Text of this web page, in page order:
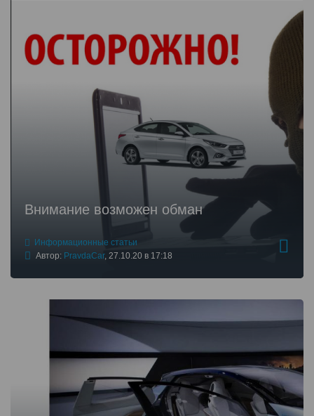
Внимание возможен обман
Информационные статьи
Автор: PravdaCar, 27.10.20 в 17:18